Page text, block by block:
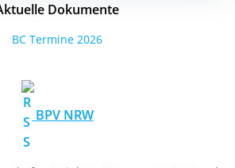
Dokumente
BC Termine 2026
BPV NRW